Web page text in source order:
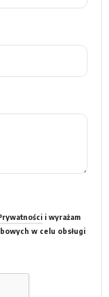
i wyrażam
w celu obsługi